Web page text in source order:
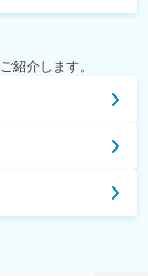
紹介します。